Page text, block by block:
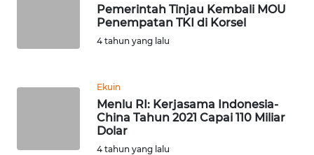
Pemerintah Tinjau Kembali MOU
Penempatan TKI di Korsel
4 tahun yang lalu
Ekuin
Menlu RI: Kerjasama Indonesia-
China Tahun 2021 Capai 110 Miliar
Dolar
4 tahun yang lalu
Regional